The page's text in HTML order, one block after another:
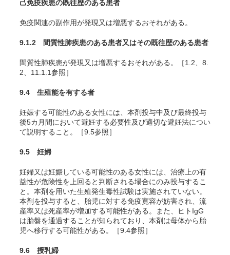
己免疫疾患の既往歴のある患者
免疫関連の副作用が発現又は増悪するおそれがある。
9.1.2 間質性肺疾患のある患者又はその既往歴のある患者
間質性肺疾患が発現又は増悪するおそれがある。［1.2、8.
2、11.1.1参照］
9.4 生殖能を有する者
妊娠する可能性のある女性には、本剤投与中及び最終投与
後5カ月間において避妊する必要性及び適切な避妊法につい
て説明すること。［9.5参照］
9.5 妊婦
妊婦又は妊娠している可能性のある女性には、治療上の有
益性が危険性を上回ると判断される場合にのみ投与するこ
と。本剤を用いた生殖発生毒性試験は実施されていない。
本剤を投与すると、胎児に対する免疫寛容が妨害され、流
産率又は死産率が増加する可能性がある。また、ヒトIgG
は胎盤を通過することが知られており、本剤は母体から胎
児へ移行する可能性がある。［9.4参照］
9.6 授乳婦